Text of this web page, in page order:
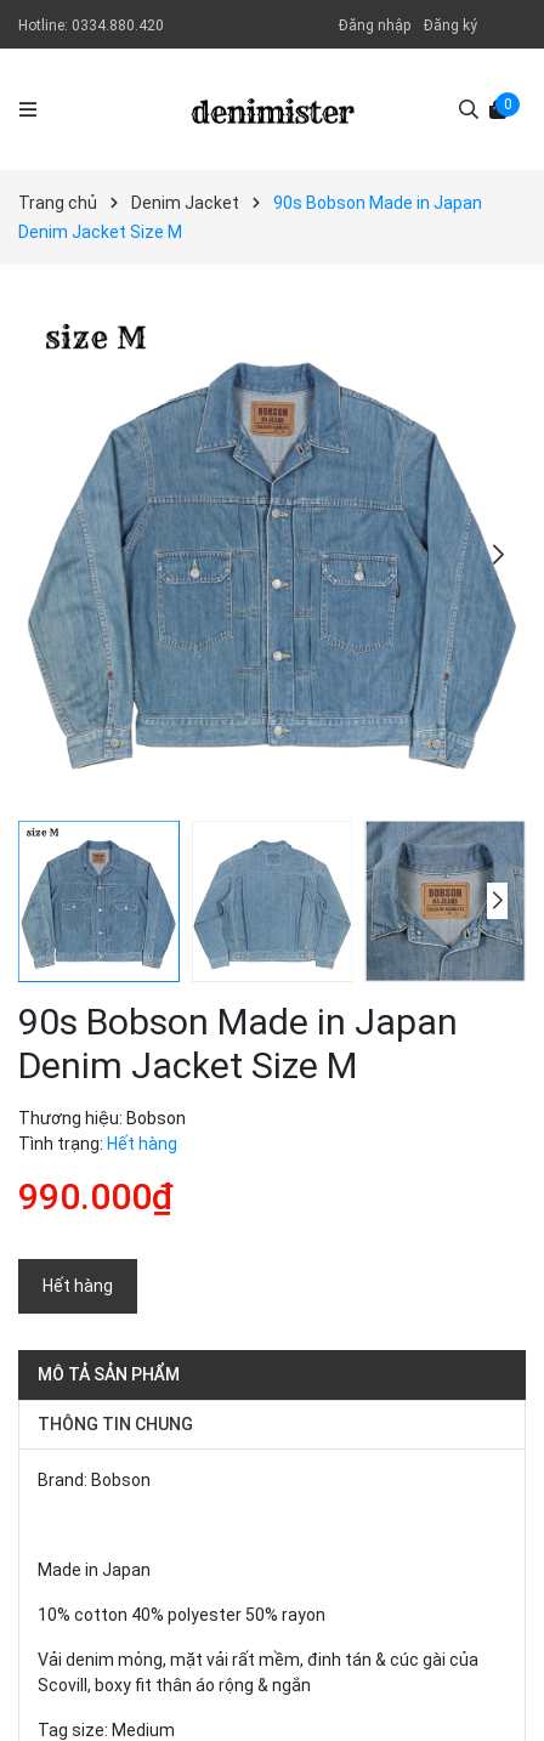
Hotline: 0334.880.420 Đăng nhập Đăng ký
0
Trang chủ Denim Jacket
90s Bobson Made in Japan
Denim Jacket Size M
90s Bobson Made in Japan
Denim Jacket Size M
Thương hiệu: Bobson
Tình trạng: Hết hàng
990.000₫
Hết hàng
MÔ TẢ SẢN PHẨM
THÔNG TIN CHUNG
Brand: Bobson
Made in Japan
10% cotton 40% polyester 50% rayon
Vải denim mỏng, mặt vải rất mềm, đinh tán & cúc gài của
Scovill, boxy fit thân áo rộng & ngắn
Tag size: Medium